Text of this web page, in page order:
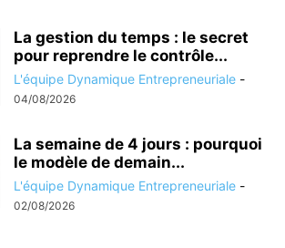
La gestion du temps : le secret
pour reprendre le contrôle...
L'équipe Dynamique Entrepreneuriale -
04/08/2026
La semaine de 4 jours : pourquoi
le modèle de demain...
L'équipe Dynamique Entrepreneuriale -
02/08/2026